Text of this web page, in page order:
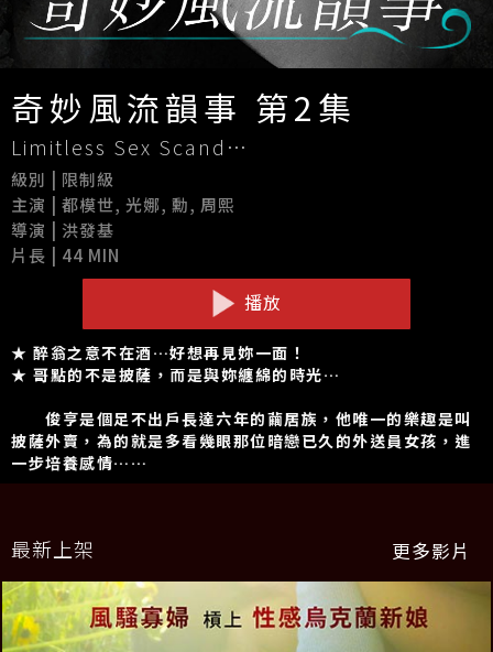
奇妙風流韻事 第2集
Limitless Sex Scandal 2
級別 | 限制級
主演 | 都模世, 光娜, 勳, 周熙
導演 | 洪發基
片長 | 44 MIN
播放
★ 醉翁之意不在酒…好想再見妳一面！
★ 哥點的不是披薩，而是與妳纏綿的時光…
俊亨是個足不出戶長達六年的繭居族，他唯一的樂趣是叫
披薩外賣，為的就是多看幾眼那位暗戀已久的外送員女孩，進
一步培養感情……
最新上架 更多影片